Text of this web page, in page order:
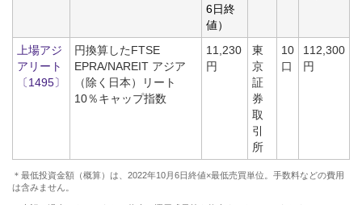
6日終
値）
上場アジ
アリート
〔1495〕
円換算したFTSE
EPRA/NAREIT アジア
（除く日本）リート
10％キャップ指数
11,230
円
東
京
証
券
取
引
所
10
口
112,300
円
＊最低投資金額（概算）は、2022年10月6日終値×最低売買単位。手数料などの費用
は含みません。